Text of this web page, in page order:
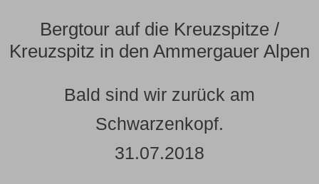
Bergtour auf die Kreuzspitze /
Kreuzspitz in den Ammergauer Alpen
Bald sind wir zurück am
Schwarzenkopf.
31.07.2018